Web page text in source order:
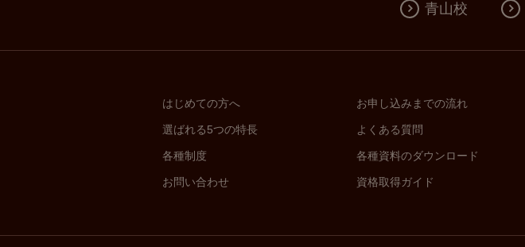
青山校
はじめての方へ
選ばれる5つの特長
各種制度
お問い合わせ
お申し込みまでの流れ
よくある質問
各種資料のダウンロード
資格取得ガイド